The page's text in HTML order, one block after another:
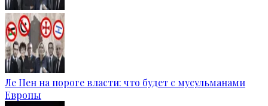
Ле Пен на пороге власти: что будет с мусульманами
Европы